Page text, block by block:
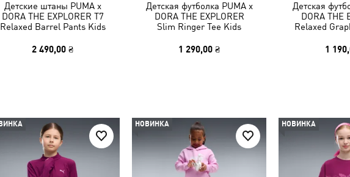
Детские штаны PUMA x
DORA THE EXPLORER T7
Relaxed Barrel Pants Kids
2 490,00 ₴
Детская футболка PUMA x
DORA THE EXPLORER
Slim Ringer Tee Kids
1 290,00 ₴
Детская
DORA THE
Relaxed
1
НОВИНКА НОВИНКА